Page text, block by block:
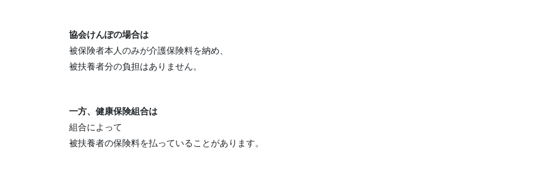
協会けんぽの場合は
被保険者本人のみが介護保険料を納め、
被扶養者分の負担はありません。
一方、健康保険組合は
組合によって
被扶養者の保険料を払っていることがあります。